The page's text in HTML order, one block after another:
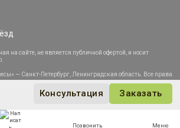
Консультация Заказать
Позвонить Меню
на сайте, не является публичной офертой, и носит
— Санкт-Петербург, Ленинградская область. Все права